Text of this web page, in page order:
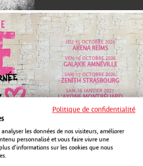
JEU 15 OCTOBRE 2026
ARENA REIMS
VEN 16 OCTOBRE 2026
GALAXIE AMNÉVILLE
SAM 17 OCTOBRE 2026
ZENITH STRASBOURG
SAM 16 JANVIER 2027
L'AXONE MONTBÉLIARD
VEN 26 MARS 2027
LE MILLESIUM EPERNAY
Politique de confidentialité
les données de nos visiteurs, améliorer
personnalisé et vous faire vivre une
d'informations sur les cookies que nous